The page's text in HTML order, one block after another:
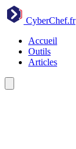
CyberChef.fr
Accueil
Outils
Articles